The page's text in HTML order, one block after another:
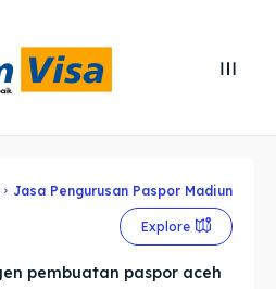
Cari
Cari
destinations
destinations
Jasa Pengurusan Paspor Madiun
Explore
pembuatan paspor aceh